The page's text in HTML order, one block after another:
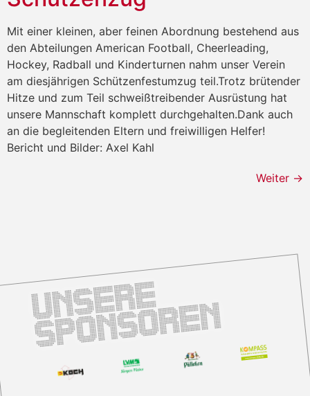
Mit einer kleinen, aber feinen Abordnung bestehend aus
den Abteilungen American Football, Cheerleading,
Hockey, Radball und Kinderturnen nahm unser Verein
am diesjährigen Schützenfestumzug teil.Trotz brütender
Hitze und zum Teil schweißtreibender Ausrüstung hat
unsere Mannschaft komplett durchgehalten.Dank auch
an die begleitenden Eltern und freiwilligen Helfer!
Bericht und Bilder: Axel Kahl
Weiter →
U
n
s
e
r
e
S
p
o
n
s
o
r
e
n